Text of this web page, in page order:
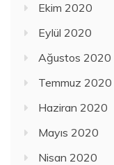
Ekim 2020
Eylül 2020
Ağustos 2020
Temmuz 2020
Haziran 2020
Mayıs 2020
Nisan 2020